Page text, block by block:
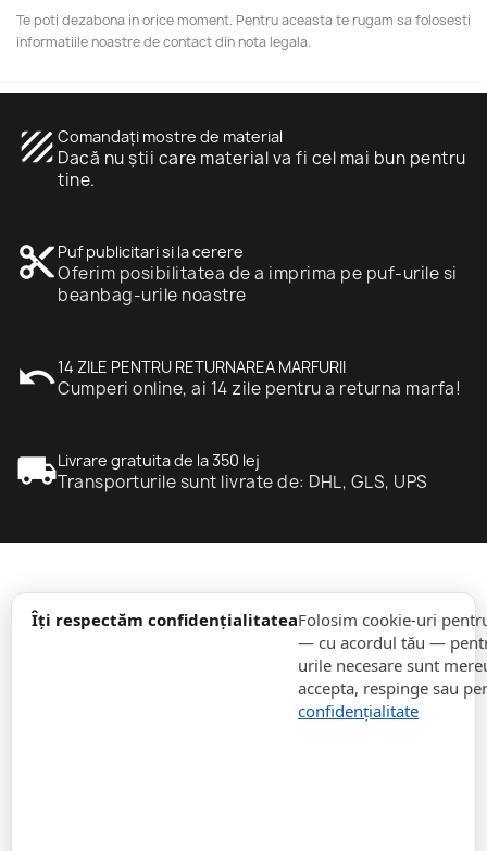
Îți respectăm confidențialitateaFolosim cookie-uri
— cu acordul tău —
urile necesare sunt
accepta, respinge sau
confidențialitate
Te poti dezabona in orice moment. Pentru aceasta te rugam sa folosesti
informatiile noastre de contact din nota legala.
texture Comandați mostre de material
Dacă nu știi care material va fi cel mai bun pentru
tine.
content_cut Puf publicitari si la cerere
Oferim posibilitatea de a imprima pe puf-urile si
beanbag-urile noastre
undo14 ZILE PENTRU RETURNAREA MARFURII
Cumperi online, ai 14 zile pentru a returna marfa!
local_shippingLivrare gratuita de la 350 lej
Transporturile sunt livrate de: DHL, GLS, UPS
informație
expand_more